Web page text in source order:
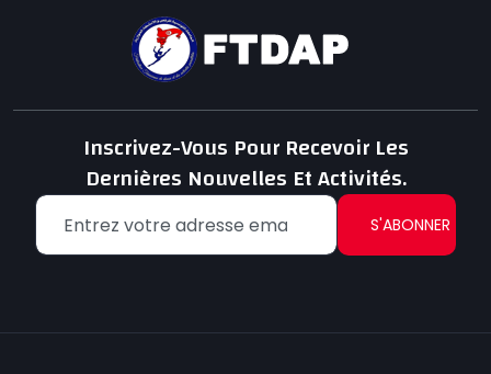
Inscrivez-Vous Pour Recevoir Les
Dernières Nouvelles Et Activités.
S'ABONNER